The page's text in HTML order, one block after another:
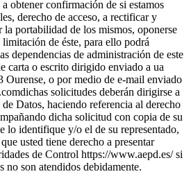
obtener confirmación de si estamos
derecho de acceso, a rectificar y
portabilidad de los mismos, oponerse
de éste, para ello podrá
dependencias de administración de este
carta o escrito dirigido enviado a ua
Ourense, o por medio de e-mail enviado
solicitudes deberán dirigirse a
Datos, haciendo referencia al derecho
dicha solicitud con copia de su
identifique y/o el de su representado,
usted tiene derecho a presentar
de Control https://www.aepd.es/ si
no son atendidos debidamente.